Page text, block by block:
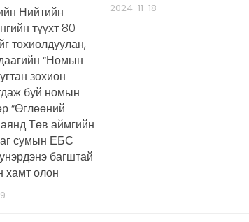
Нийтийн
түүхт 80
тохиолдуулан,
“Номын
зохион
буй номын
“Өглөөний
Төв аймгийн
сумын ЕБС-
багштай
хамт олон
2024-11-18